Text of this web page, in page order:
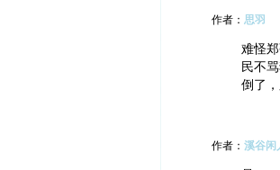
作者： 思羽
难怪
民不
倒了
作者： 溪谷闲